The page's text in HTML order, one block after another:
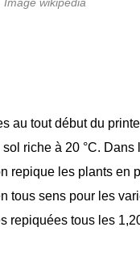
au tout début du
riche à 20 °C.
repique les plants en
tous sens pour les
repiquées tous les